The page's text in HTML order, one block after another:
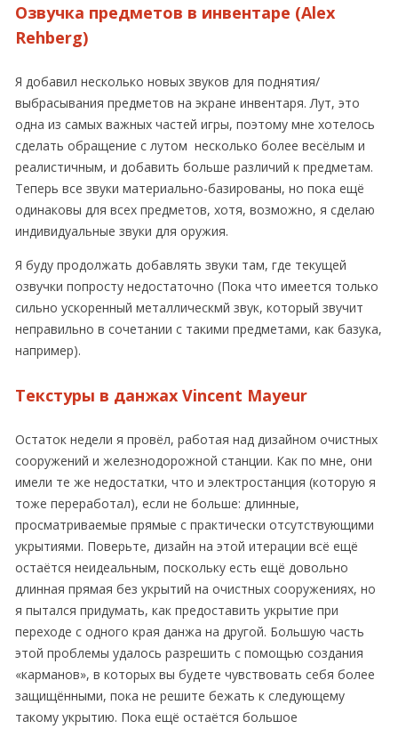
Озвучка предметов в инвентаре (Alex
Rehberg)
Я добавил несколько новых звуков для поднятия/
выбрасывания предметов на экране инвентаря. Лут, это
одна из самых важных частей игры, поэтому мне хотелось
сделать обращение с лутом несколько более весёлым и
реалистичным, и добавить больше различий к предметам.
Теперь все звуки материально-базированы, но пока ещё
одинаковы для всех предметов, хотя, возможно, я сделаю
индивидуальные звуки для оружия.
Я буду продолжать добавлять звуки там, где текущей
озвучки попросту недостаточно (Пока что имеется только
сильно ускоренный металлическмй звук, который звучит
неправильно в сочетании с такими предметами, как базука,
например).
Текстуры в данжах Vincent Mayeur
Остаток недели я провёл, работая над дизайном очистных
сооружений и железнодорожной станции. Как по мне, они
имели те же недостатки, что и электростанция (которую я
тоже переработал), если не больше: длинные,
просматриваемые прямые с практически отсутствующими
укрытиями. Поверьте, дизайн на этой итерации всё ещё
остаётся неидеальным, поскольку есть ещё довольно
длинная прямая без укрытий на очистных сооружениях, но
я пытался придумать, как предоставить укрытие при
переходе с одного края данжа на другой. Большую часть
этой проблемы удалось разрешить с помощью создания
«карманов», в которых вы будете чувствовать себя более
защищёнными, пока не решите бежать к следующему
такому укрытию. Пока ещё остаётся большое